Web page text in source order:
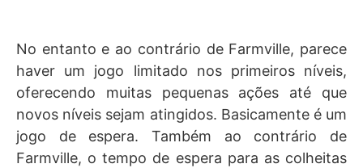
No entanto e ao contrário de Farmville, parece
haver um jogo limitado nos primeiros níveis,
oferecendo muitas pequenas ações até que
novos níveis sejam atingidos. Basicamente é um
jogo de espera. Também ao contrário de
Farmville, o tempo de espera para as colheitas